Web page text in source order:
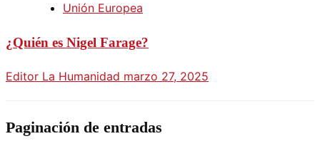
Unión Europea
¿Quién es Nigel Farage?
Editor La Humanidad marzo 27, 2025
Paginación de entradas